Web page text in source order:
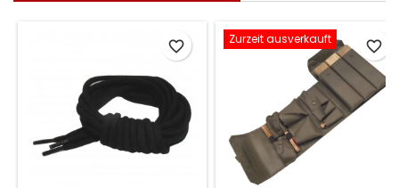
favorite_border Zurzeit ausverkauft favorite_border